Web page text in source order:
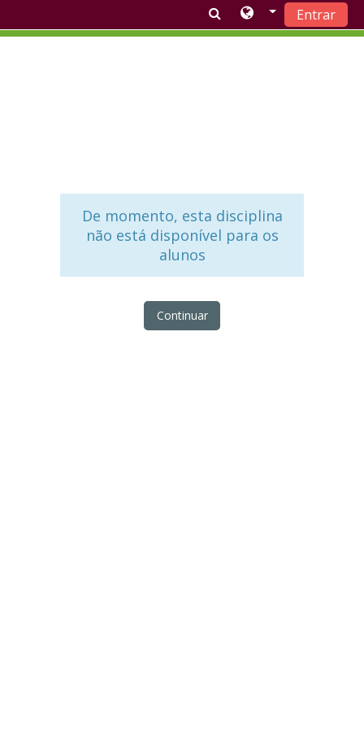
Entrar
De momento, esta disciplina
não está disponível para os
alunos
Continuar